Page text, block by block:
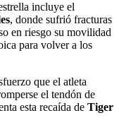
incluye el
, donde sufrió fracturas
en riesgo su movilidad
para volver a los
que el atleta
el tendón de
esta recaída de Tiger